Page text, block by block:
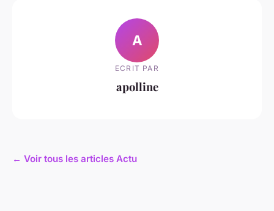
A
ECRIT PAR
apolline
← Voir tous les articles Actu